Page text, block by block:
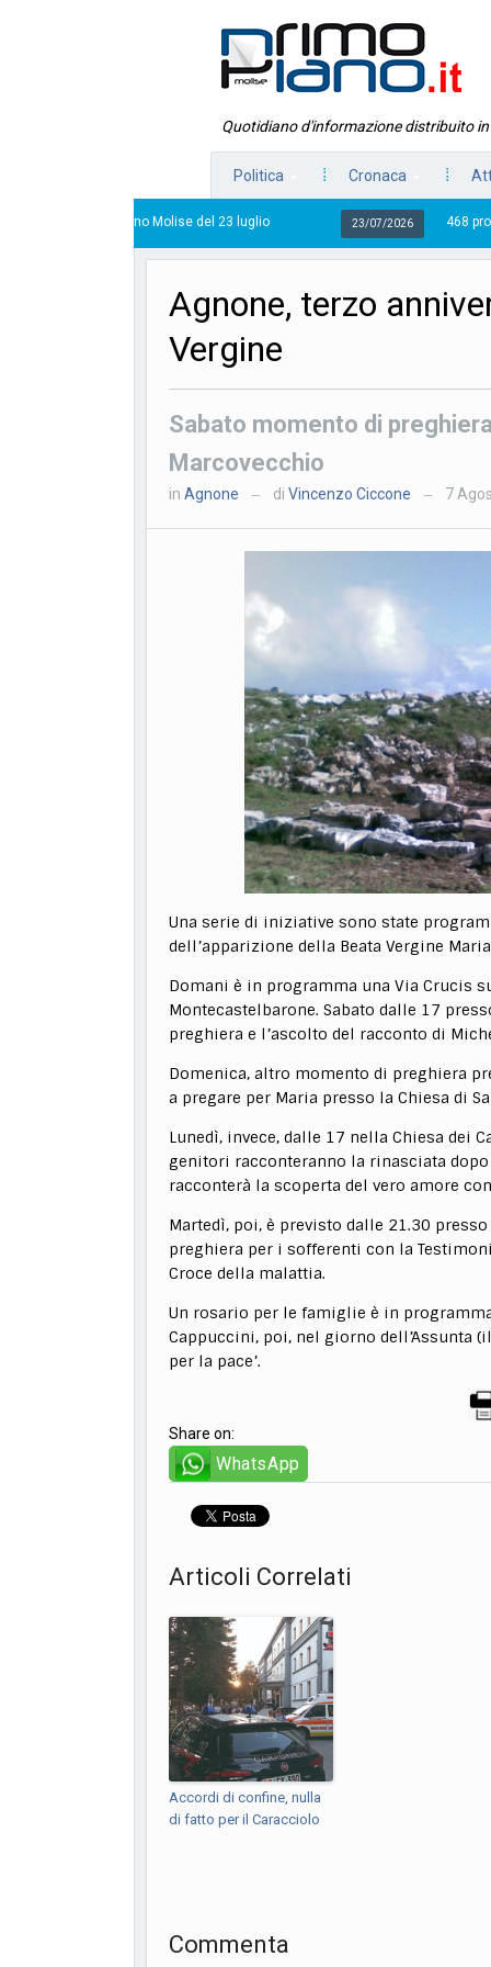
Quotidiano d'informazione distribuito
Politica Cronaca
Piano Molise del 23 luglio 23/07/2026 468 progetti finanziati,
Agnone, terzo
Vergine
Sabato momento di
Marcovecchio
in Agnone — di Vincenzo Ciccone — 7
Una serie di iniziative sono state
dell’apparizione della Beata Vergine
Domani è in programma una Via Crucis
Montecastelbarone. Sabato dalle 17
preghiera e l’ascolto del racconto di
Domenica, altro momento di preghiera
a pregare per Maria presso la Chiesa di
Lunedì, invece, dalle 17 nella Chiesa dei
genitori racconteranno la rinasciata
racconterà la scoperta del vero amore
Martedì, poi, è previsto dalle 21.30
preghiera per i sofferenti con la
Croce della malattia.
Un rosario per le famiglie è in
Cappuccini, poi, nel giorno dell’Assunta
per la pace’.
Share on:
WhatsApp
Articoli Correlati
Accordi di confine, nulla
di fatto per il Caracciolo
Commenta